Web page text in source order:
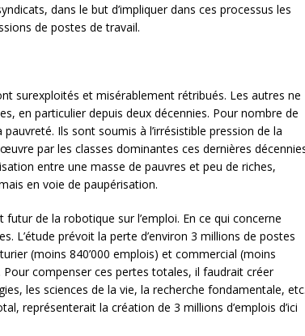
dans le but d’impliquer dans ces processus les
de postes de travail.
surexploités et misérablement rétribués. Les autres ne
en particulier depuis deux décennies. Pour nombre de
Ils sont soumis à l’irrésistible pression de la
par les classes dominantes ces dernières
entre une masse de pauvres et peu de riches,
en voie de paupérisation.
de la robotique sur l’emploi. En ce qui concerne
L’étude prévoit la perte d’environ 3 millions de postes
(moins 840’000 emplois) et commercial (moins
Pour compenser ces pertes totales, il faudrait créer
les sciences de la vie, la recherche fondamentale,
représenterait la création de 3 millions d’emplois d’ici